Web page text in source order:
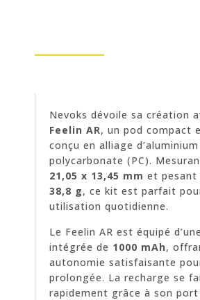
Nevoks dévoile sa création
Feelin AR, un pod compact
conçu en alliage
polycarbonate (PC).
21,05 x 13,45 mm et pesant
38,8 g, ce kit est parfait
utilisation quotidienne.
Le Feelin AR est équipé
intégrée de 1000 mAh,
autonomie satisfaisante
prolongée. La recharge se
rapidement grâce à son port